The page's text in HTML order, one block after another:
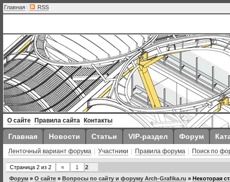
Главная | RSS
О сайте Правила сайта Контакты
Главная Новости Статьи VIP-раздел Форум
Ленточный вариант форума Участники Правила форума Поиск по
Страница 2 из 2 « 1
2
Форум » О сайте » Вопросы по сайту и форуму Arch-Grafika.ru » Некоторая